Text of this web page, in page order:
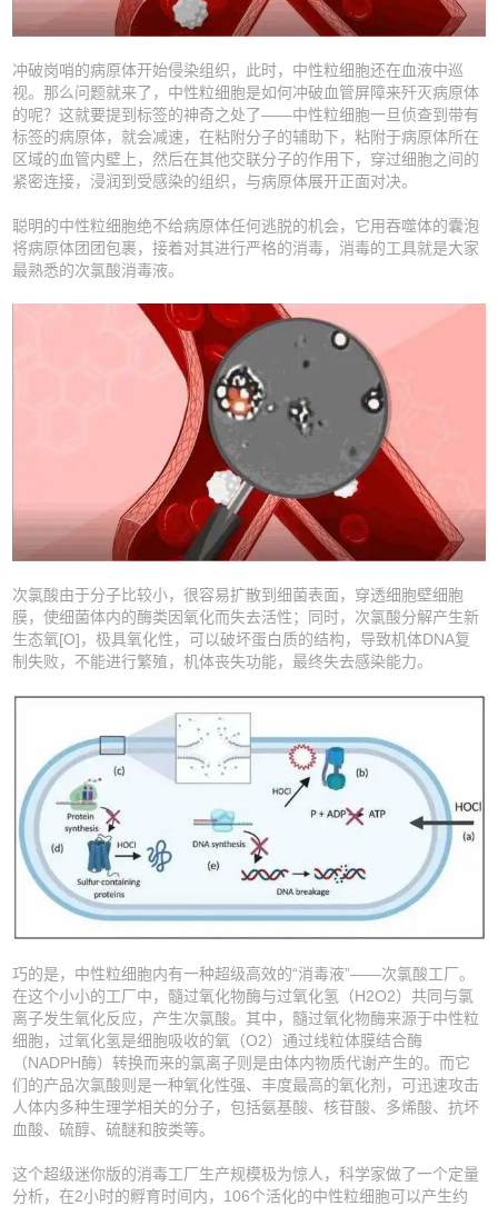
冲破岗哨的病原体开始侵染组织，此时，中性粒细胞还在血液中巡
视。那么问题就来了，中性粒细胞是如何冲破血管屏障来歼灭病原体
的呢？这就要提到标签的神奇之处了——中性粒细胞一旦侦查到带有
标签的病原体，就会减速，在粘附分子的辅助下，粘附于病原体所在
区域的血管内壁上，然后在其他交联分子的作用下，穿过细胞之间的
紧密连接，浸润到受感染的组织，与病原体展开正面对决。
聪明的中性粒细胞绝不给病原体任何逃脱的机会，它用吞噬体的囊泡
将病原体团团包裹，接着对其进行严格的消毒，消毒的工具就是大家
最熟悉的次氯酸消毒液。
次氯酸由于分子比较小，很容易扩散到细菌表面，穿透细胞壁细胞
膜，使细菌体内的酶类因氧化而失去活性；同时，次氯酸分解产生新
生态氧[O]，极具氧化性，可以破坏蛋白质的结构，导致机体DNA复
制失败，不能进行繁殖，机体丧失功能，最终失去感染能力。
巧的是，中性粒细胞内有一种超级高效的“消毒液”——次氯酸工厂。
在这个小小的工厂中，髓过氧化物酶与过氧化氢（H2O2）共同与氯
离子发生氧化反应，产生次氯酸。其中，髓过氧化物酶来源于中性粒
细胞，过氧化氢是细胞吸收的氧（O2）通过线粒体膜结合酶
（NADPH酶）转换而来的氯离子则是由体内物质代谢产生的。而它
们的产品次氯酸则是一种氧化性强、丰度最高的氧化剂，可迅速攻击
人体内多种生理学相关的分子，包括氨基酸、核苷酸、多烯酸、抗坏
血酸、硫醇、硫醚和胺类等。
这个超级迷你版的消毒工厂生产规模极为惊人，科学家做了一个定量
分析，在2小时的孵育时间内，106个活化的中性粒细胞可以产生约